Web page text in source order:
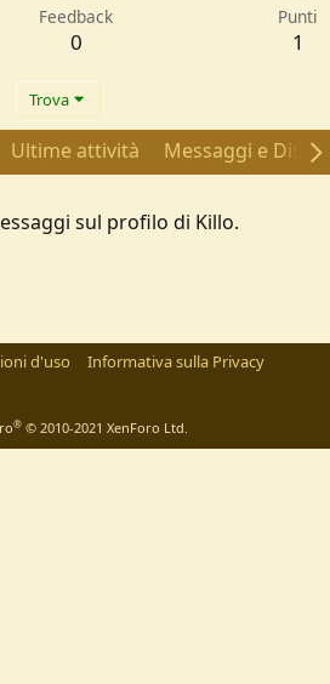
Feedback
0
Punti
1
Trova
Ultime attività Messaggi e
sul profilo di Killo.
d'uso
Informativa sulla Privacy
® © 2010-2021 XenForo Ltd.